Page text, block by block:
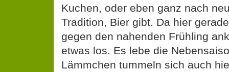
Kuchen, oder eben ganz nach
Tradition, Bier gibt. Da hier
gegen den nahenden Frühling
etwas los. Es lebe die
Lämmchen tummeln sich auch